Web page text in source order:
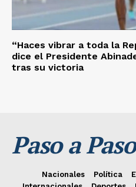
“Haces vibrar a toda la
dice el Presidente
tras su victoria
Paso a Paso
Nacionales Política